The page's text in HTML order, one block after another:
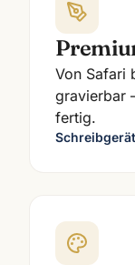
Von Safari
gravierbar
fertig.